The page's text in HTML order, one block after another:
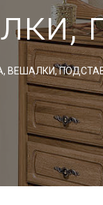
ВЕШАЛКИ,